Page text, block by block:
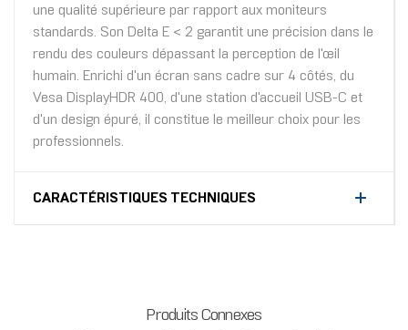
une qualité supérieure par rapport aux moniteurs
standards. Son Delta E < 2 garantit une précision dans le
rendu des couleurs dépassant la perception de l'œil
humain. Enrichi d'un écran sans cadre sur 4 côtés, du
Vesa DisplayHDR 400, d'une station d'accueil USB-C et
d'un design épuré, il constitue le meilleur choix pour les
professionnels.
CARACTÉRISTIQUES TECHNIQUES
Produits Connexes